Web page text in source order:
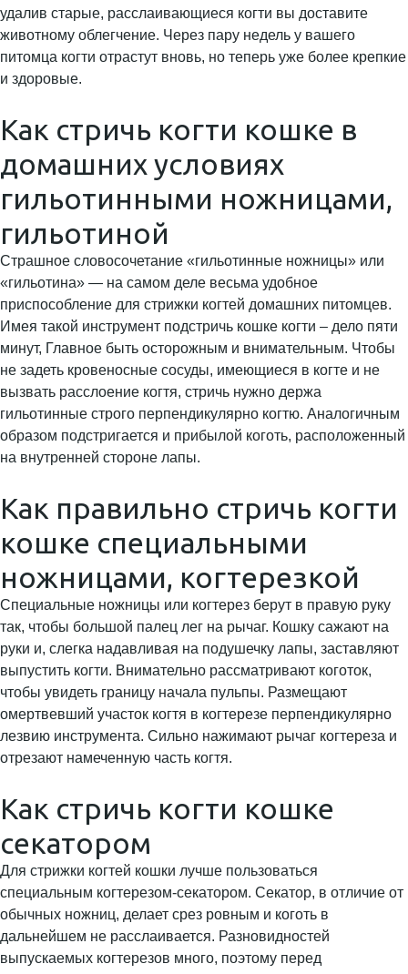
удалив старые, расслаивающиеся когти вы доставите
животному облегчение. Через пару недель у вашего
питомца когти отрастут вновь, но теперь уже более крепкие
и здоровые.
Как стричь когти кошке в
домашних условиях
гильотинными ножницами,
гильотиной
Страшное словосочетание «гильотинные ножницы» или
«гильотина» — на самом деле весьма удобное
приспособление для стрижки когтей домашних питомцев.
Имея такой инструмент подстричь кошке когти – дело пяти
минут, Главное быть осторожным и внимательным. Чтобы
не задеть кровеносные сосуды, имеющиеся в когте и не
вызвать расслоение когтя, стричь нужно держа
гильотинные строго перпендикулярно когтю. Аналогичным
образом подстригается и прибылой коготь, расположенный
на внутренней стороне лапы.
Как правильно стричь когти
кошке специальными
ножницами, когтерезкой
Специальные ножницы или когтерез берут в правую руку
так, чтобы большой палец лег на рычаг. Кошку сажают на
руки и, слегка надавливая на подушечку лапы, заставляют
выпустить когти. Внимательно рассматривают коготок,
чтобы увидеть границу начала пульпы. Размещают
омертвевший участок когтя в когтерезе перпендикулярно
лезвию инструмента. Сильно нажимают рычаг когтереза и
отрезают намеченную часть когтя.
Как стричь когти кошке
секатором
Для стрижки когтей кошки лучше пользоваться
специальным когтерезом-секатором. Секатор, в отличие от
обычных ножниц, делает срез ровным и коготь в
дальнейшем не расслаивается. Разновидностей
выпускаемых когтерезов много, поэтому перед